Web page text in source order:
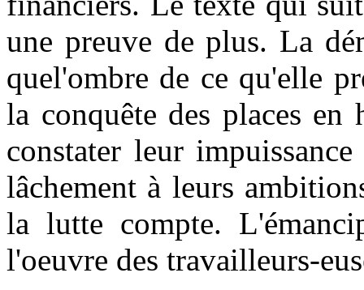
une preuve de plus. La
quel'ombre de ce qu'elle
la conquête des places
constater leur
lâchement à leurs
la lutte compte.
l'oeuvre des travailleurs-